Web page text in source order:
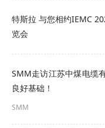
特斯拉 与您相约IEMC
览会
SMM走访江苏中煤电缆
良好基础！
SMM